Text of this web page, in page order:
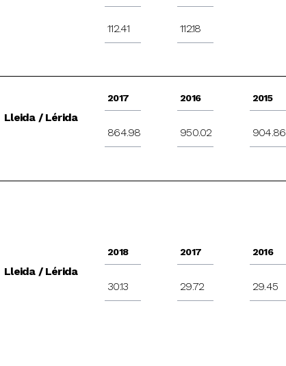
112.41 112.18
Lleida / Lérida
2017
864.98
2016
950.02
2015
904.86
Lleida / Lérida
2018
30.13
2017
29.72
2016
29.45